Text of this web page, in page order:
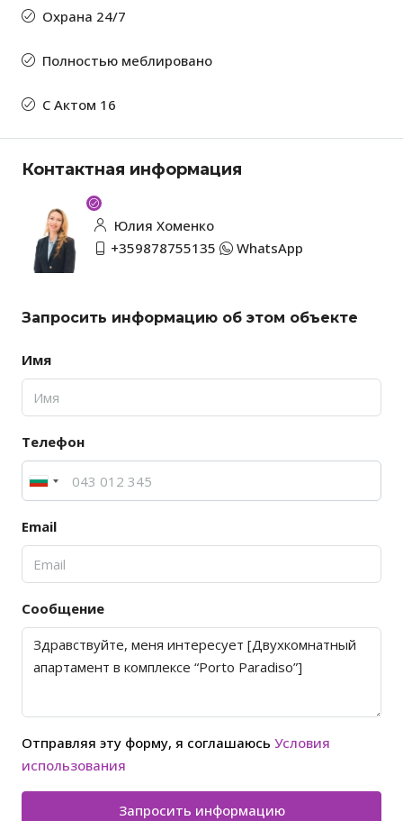
Охрана 24/7
Полностью меблировано
С Актом 16
Контактная информация
Юлия Хоменко
+359878755135
WhatsApp
Запросить информацию об этом объекте
Имя
Телефон
Email
Сообщение
Отправляя эту форму, я соглашаюсь Условия
использования
Запросить информацию